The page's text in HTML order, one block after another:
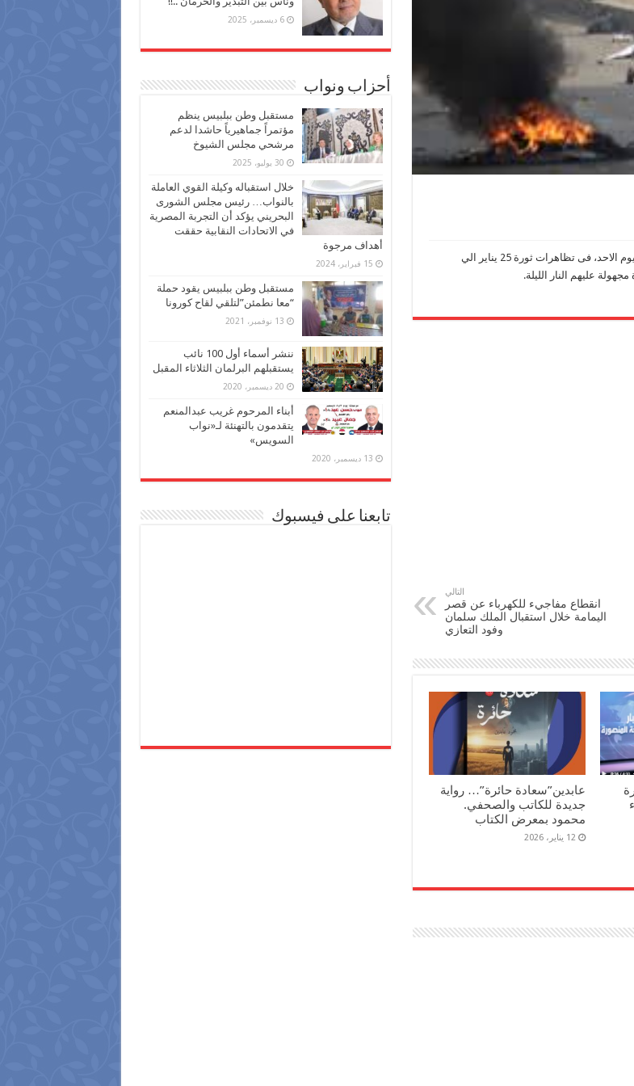
أكدت مصادر طبية، أنه وصل عدد قتلي أحداث القاهرة والمحافظات، اليوم الاحد، فى تظاهرات ثورة 25 يناير الي
التالي
انقطاع مفاجيء للكهرباء عن قصر
اليمامة خلال استقبال الملك سلمان
وفود التعازي
عابدين”سعادة حائرة”… رواية
جديدة للكاتب والصحفي.
محمود بمعرض الكتاب
12 يناير، 2026
6 ديسمبر، 2025
أحزاب ونواب
مستقبل وطن ببلبيس ينظم
مؤتمراً جماهيرياً حاشدا لدعم
مرشحي مجلس الشيوخ
30 يوليو، 2025
خلال استقباله وكيلة القوي العاملة
بالنواب… رئيس مجلس الشورى
البحريني يؤكد أن التجربة المصرية
في الاتحادات النقابية حققت
أهداف مرجوة
15 فبراير، 2024
مستقبل وطن ببلبيس يقود حملة
“معا نطمئن”لتلقي لقاح كورونا
13 نوفمبر، 2021
ننشر أسماء أول 100 نائب
يستقبلهم البرلمان الثلاثاء المقبل
20 ديسمبر، 2020
أبناء المرحوم غريب عبدالمنعم
يتقدمون بالتهنئة لـ«نواب
السويس»
13 ديسمبر، 2020
تابعنا على فيسبوك